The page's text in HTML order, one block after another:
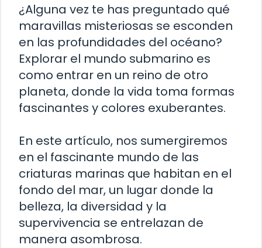
¿Alguna vez te has preguntado qué
maravillas misteriosas se esconden
en las profundidades del océano?
Explorar el mundo submarino es
como entrar en un reino de otro
planeta, donde la vida toma formas
fascinantes y colores exuberantes.
En este artículo, nos sumergiremos
en el fascinante mundo de las
criaturas marinas que habitan en el
fondo del mar, un lugar donde la
belleza, la diversidad y la
supervivencia se entrelazan de
manera asombrosa.